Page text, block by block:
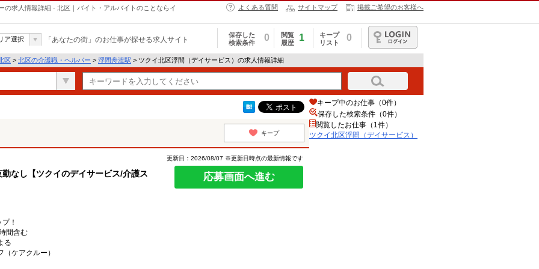
求人情報詳細 - 北区｜バイト・アルバイトのことならイ よくある質問 サイトマップ 掲載ご希望のお客様へ
ア選択 「あなたの街」のお仕事が探せる求人サイト
保存した
検索条件
0
閲覧
履歴
1
キープ
リスト
0
ログイン
区 > 北区の介護職・ヘルパー > 浮間舟渡駅 > ツクイ北区浮間（デイサービス）の求人情報詳細
キープ
なし【ツクイのデイサービス/介護ス
更新日：2026/08/07 ※更新日時点の最新情報です
応募画面へ進む
！
間含む
る
ケアクルー）
キープ中のお仕事（0件）
保存した検索条件（0件）
閲覧したお仕事（1件）
ツクイ北区浮間（デイサービス）